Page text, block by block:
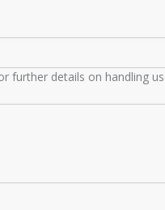
further details on handling